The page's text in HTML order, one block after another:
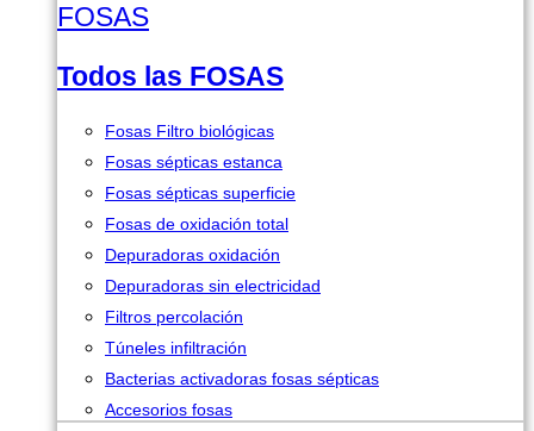
FOSAS
Todos las FOSAS
Fosas Filtro biológicas
Fosas sépticas estanca
Fosas sépticas superficie
Fosas de oxidación total
Depuradoras oxidación
Depuradoras sin electricidad
Filtros percolación
Túneles infiltración
Bacterias activadoras fosas sépticas
Accesorios fosas